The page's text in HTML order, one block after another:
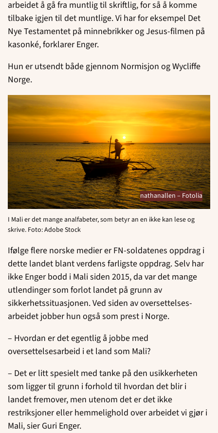
arbeidet å gå fra muntlig til skriftlig, for så å komme
tilbake igjen til det muntlige. Vi har for eksempel Det
Nye Testamentet på minnebrikker og Jesus-filmen på
kasonké, forklarer Enger.
Hun er utsendt både gjennom Normisjon og Wycliffe
Norge.
nathanallen – Fotolia
I Mali er det mange analfabeter, som betyr an en ikke kan lese og
skrive. Foto: Adobe Stock
Ifølge flere norske medier er FN-soldatenes oppdrag i
dette landet blant verdens farligste oppdrag. Selv har
ikke Enger bodd i Mali siden 2015, da var det mange
utlendinger som forlot landet på grunn av
sikkerhetssituasjonen. Ved siden av oversettelses-
arbeidet jobber hun også som prest i Norge.
– Hvordan er det egentlig å jobbe med
oversettelsesarbeid i et land som Mali?
– Det er litt spesielt med tanke på den usikkerheten
som ligger til grunn i forhold til hvordan det blir i
landet fremover, men utenom det er det ikke
restriksjoner eller hemmelighold over arbeidet vi gjør i
Mali, sier Guri Enger.